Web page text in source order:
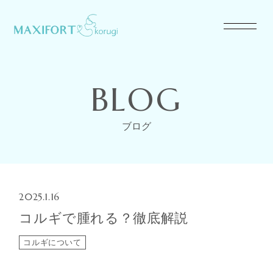
BLOG
ブログ
2025.1.16
コルギで腫れる？徹底解説
コルギについて